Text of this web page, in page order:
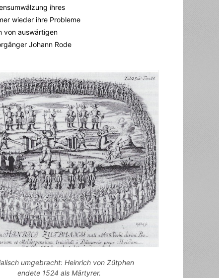
ihres
wieder ihre Probleme
von auswärtigen
Johann Rode
umgebracht: Heinrich von Zütphen
endete 1524 als Märtyrer.